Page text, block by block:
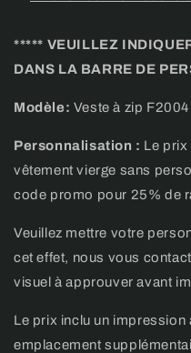
day
day
***** VEUILLEZ
DANS LA BARRE DE
Modèle: Veste à zip F2004
Personnalisation : Le
vêtement vierge sans
code promo pour 25% de
Veuillez mettre votre
cet effet, nous vous
visuel à approuver avant
Le prix inclu un impression
emplacement